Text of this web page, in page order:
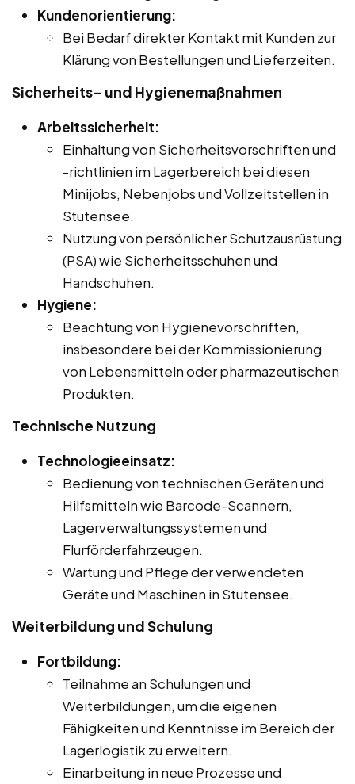
Kundenorientierung:
Bei Bedarf direkter Kontakt mit Kunden zur
Klärung von Bestellungen und Lieferzeiten.
Sicherheits- und Hygienemaßnahmen
Arbeitssicherheit:
Einhaltung von Sicherheitsvorschriften und
-richtlinien im Lagerbereich bei diesen
Minijobs, Nebenjobs und Vollzeitstellen in
Stutensee.
Nutzung von persönlicher Schutzausrüstung
(PSA) wie Sicherheitsschuhen und
Handschuhen.
Hygiene:
Beachtung von Hygienevorschriften,
insbesondere bei der Kommissionierung
von Lebensmitteln oder pharmazeutischen
Produkten.
Technische Nutzung
Technologieeinsatz:
Bedienung von technischen Geräten und
Hilfsmitteln wie Barcode-Scannern,
Lagerverwaltungssystemen und
Flurförderfahrzeugen.
Wartung und Pflege der verwendeten
Geräte und Maschinen in Stutensee.
Weiterbildung und Schulung
Fortbildung:
Teilnahme an Schulungen und
Weiterbildungen, um die eigenen
Fähigkeiten und Kenntnisse im Bereich der
Lagerlogistik zu erweitern.
Einarbeitung in neue Prozesse und